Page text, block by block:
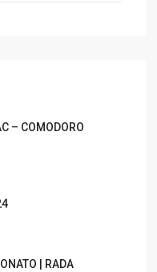
– COMODORO
| RADA